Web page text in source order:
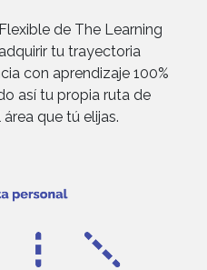
de The Learning
tu trayectoria
con aprendizaje 100%
así tu propia ruta de
que tú elijas.